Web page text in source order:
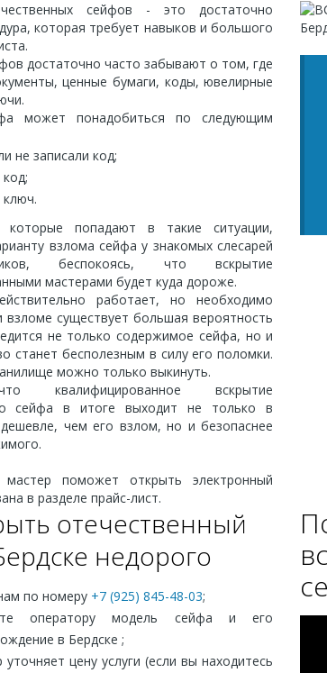
сейфов - это достаточно
которая требует навыков и большого
достаточно часто забывают о том, где
ценные бумаги, коды, ювелирные
может понадобиться по следующим
не записали код;
попадают в такие ситуации,
взлома сейфа у знакомых слесарей
беспокоясь, что вскрытие
мастерами будет куда дороже.
работает, но необходимо
взломе существует большая вероятность
не только содержимое сейфа, но и
станет бесполезным в силу его поломки.
можно только выкинуть.
квалифицированное вскрытие
сейфа в итоге выходит не только в
чем его взлом, но и безопаснее
поможет открыть электронный
в разделе прайс-лист.
отечественный
недорого
по номеру +7 (925) 845-48-03;
оператору модель сейфа и его
в Бердске ;
цену услуги (если вы находитесь